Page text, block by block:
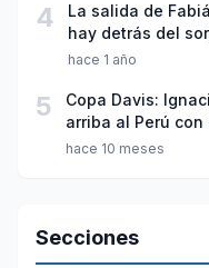
4
La salida de
hay detrás del
hace 1 año
5
Copa Davis:
arriba al Perú con
hace 10 meses
Secciones